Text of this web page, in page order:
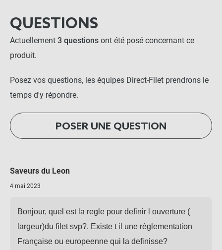
QUESTIONS
Actuellement 3 questions ont été posé concernant ce
produit.
Posez vos questions, les équipes Direct-Filet prendrons le
temps d'y répondre.
POSER UNE QUESTION
Saveurs du Leon
4 mai 2023
Bonjour, quel est la regle pour definir l ouverture (
largeur)du filet svp?. Existe t il une réglementation
Française ou europeenne qui la definisse?